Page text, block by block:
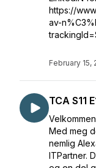
https://
av-
February 15,
TCA S11
Med meg
nemlig
ITPartner.